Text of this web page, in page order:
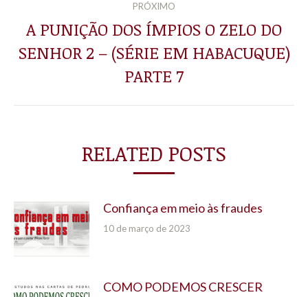
PRÓXIMO
Próximo
post:
A PUNIÇÃO DOS ÍMPIOS O ZELO DO
SENHOR 2 – (SÉRIE EM HABACUQUE)
PARTE 7
RELATED POSTS
Confiança em meio às fraudes
10 de março de 2023
COMO PODEMOS CRESCER